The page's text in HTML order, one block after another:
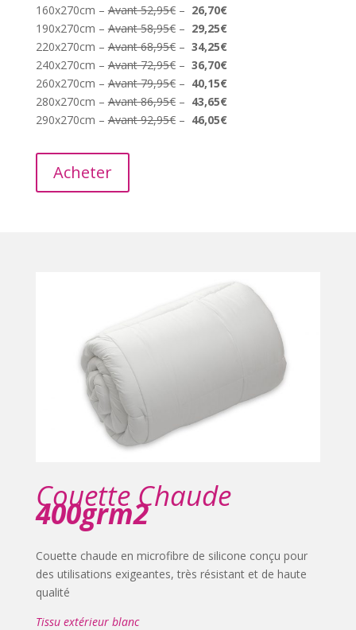
160x270cm –Avant 52,95€– 26,70€
190x270cm –Avant 58,95€– 29,25€
220x270cm –Avant 68,95€– 34,25€
240x270cm –Avant 72,95€– 36,70€
260x270cm –Avant 79,95€– 40,15€
280x270cm –Avant 86,95€– 43,65€
290x270cm –Avant 92,95€– 46,05€
Acheter
Couette Chaude
400grm2
Couette chaude en microfibre de silicone conçu pour
des utilisations exigeantes, très résistant et de haute
qualité
Tissu extérieur blanc